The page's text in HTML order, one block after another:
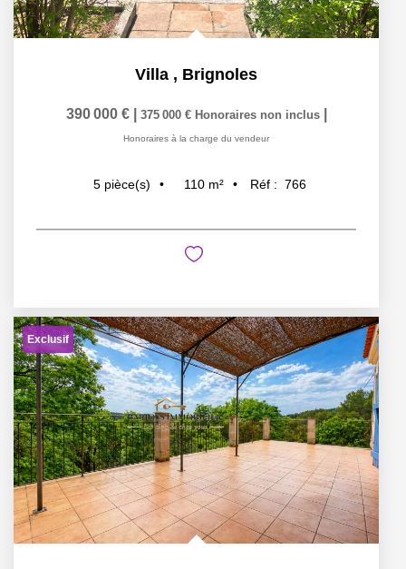
Villa , Brignoles
390 000 € 375 000 € Honoraires non inclus
Honoraires à la charge du vendeur
5 pièce(s) 110 m² Réf : 766
Exclusif